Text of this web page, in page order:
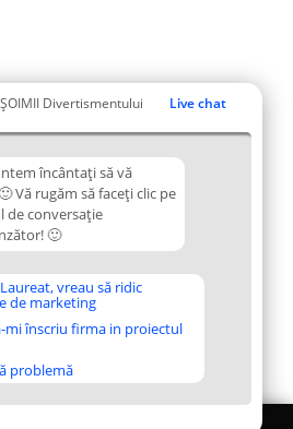
ŞOIMII Divertismentului Live chat
încântați să vă
Vă rugăm să faceți clic pe
de conversație
🙂
vreau să ridic
de marketing
mi înscriu firma in proiectul
problemă